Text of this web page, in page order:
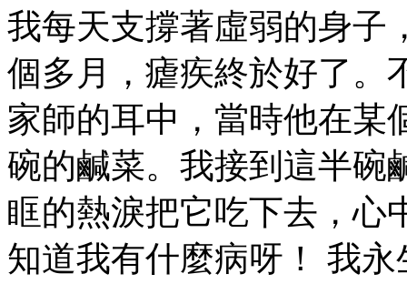
我每天支撐著虛弱的身子
個多月，瘧疾終於好了。
家師的耳中，當時他在某
碗的鹹菜。我接到這半碗
眶的熱淚把它吃下去，心
知道我有什麼病呀！ 我